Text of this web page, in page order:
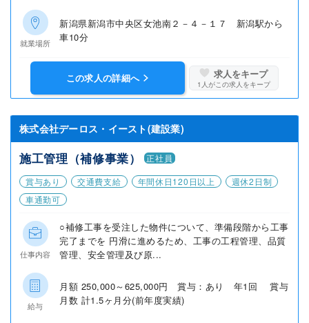
就業場所
新潟県新潟市中央区女池南２－４－１７ 新潟駅から
車10分
この求人の詳細へ 求人をキープ
1 人がこの求人をキープ
株式会社デーロス・イースト(建設業)
施工管理（補修事業）
正社員
賞与あり
交通費支給 年間休日120日以上
週休2日制
車通勤可
仕事内容
○補修工事を受注した物件について、準備段階から工事
完了までを 円滑に進めるため、工事の工程管理、品質
管理、安全管理及び原...
給与
月額 250,000～625,000円 賞与：あり 年1回 賞与
月数 計1.5ヶ月分(前年度実績)